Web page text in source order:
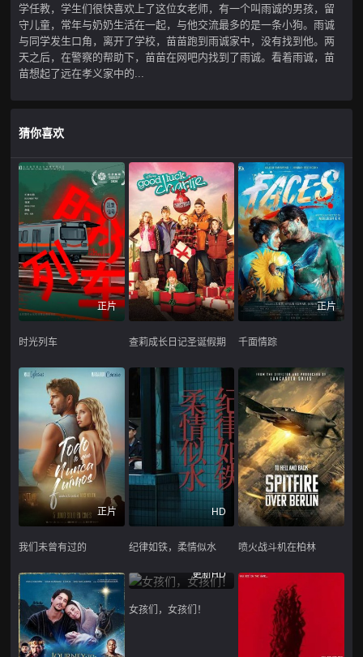
学任教，学生们很快喜欢上了这位女老师，有一个叫雨诚的男孩，留
守儿童，常年与奶奶生活在一起，与他交流最多的是一条小狗。雨诚
与同学发生口角，离开了学校，苗苗跑到雨诚家中，没有找到他。两
天之后，在警察的帮助下，苗苗在网吧内找到了雨诚。看着雨诚，苗
苗想起了远在孝义家中的...
猜你喜欢
正片
时光列车 查莉成长日记圣诞假期
正片
千面情踪
正片
我们未曾有过的
HD
纪律如铁，柔情似水 喷火战斗机在柏林
更新HD
女孩们，女孩们！